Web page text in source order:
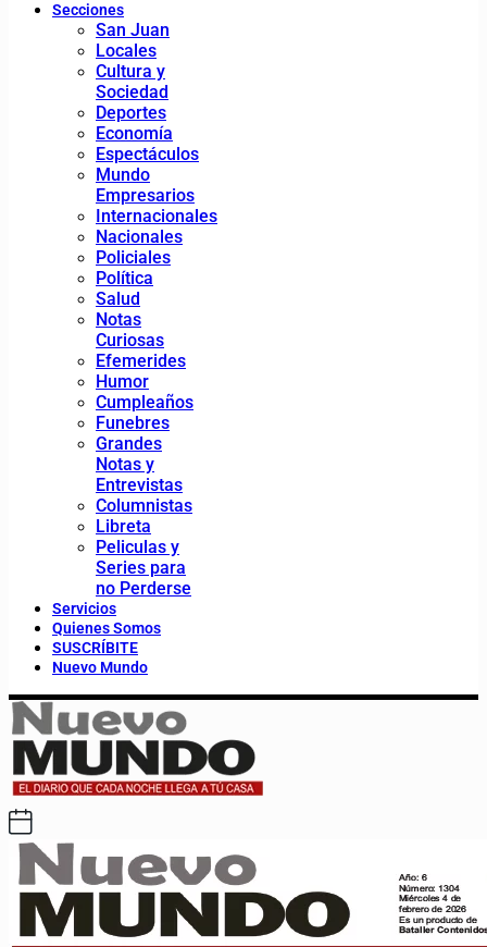
Secciones
San Juan
Locales
Cultura y
Sociedad
Deportes
Economía
Espectáculos
Mundo
Empresarios
Internacionales
Nacionales
Policiales
Política
Salud
Notas
Curiosas
Efemerides
Humor
Cumpleaños
Funebres
Grandes
Notas y
Entrevistas
Columnistas
Libreta
Peliculas y
Series para
no Perderse
Servicios
Quienes Somos
SUSCRÍBITE
Nuevo Mundo